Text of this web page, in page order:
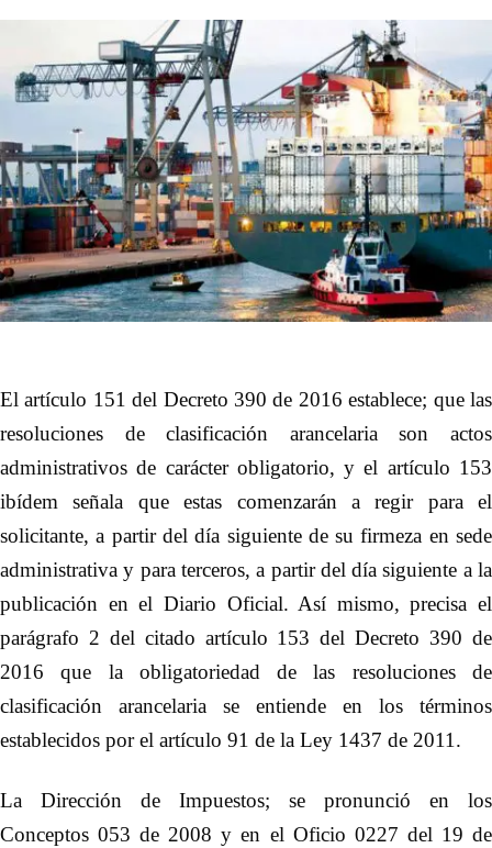
El artículo 151 del Decreto 390 de 2016 establece; que las
resoluciones de clasificación arancelaria son actos
administrativos de carácter obligatorio, y el artículo 153
ibídem señala que estas comenzarán a regir para el
solicitante, a partir del día siguiente de su firmeza en sede
administrativa y para terceros, a partir del día siguiente a la
publicación en el Diario Oficial. Así mismo, precisa el
parágrafo 2 del citado artículo 153 del Decreto 390 de
2016 que la obligatoriedad de las resoluciones de
clasificación arancelaria se entiende en los términos
establecidos por el artículo 91 de la Ley 1437 de 2011.
La Dirección de Impuestos; se pronunció en los
Conceptos 053 de 2008 y en el Oficio 0227 del 19 de